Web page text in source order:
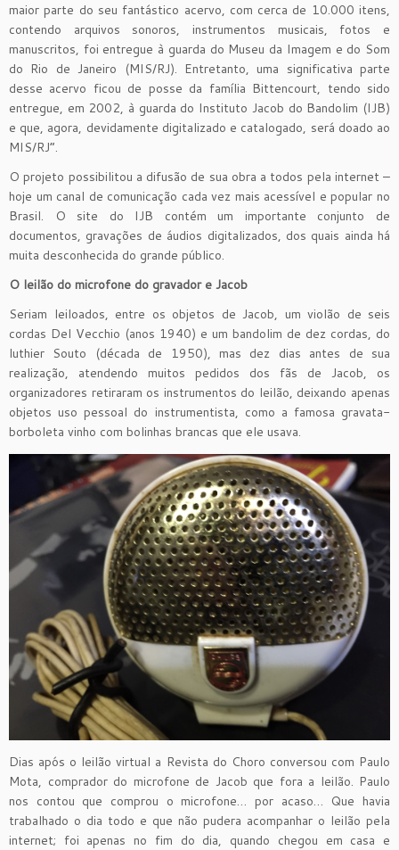
maior parte do seu fantástico acervo, com cerca de 10.000 itens,
contendo arquivos sonoros, instrumentos musicais, fotos e
manuscritos, foi entregue à guarda do Museu da Imagem e do Som
do Rio de Janeiro (MIS/RJ). Entretanto, uma significativa parte
desse acervo ficou de posse da família Bittencourt, tendo sido
entregue, em 2002, à guarda do Instituto Jacob do Bandolim (IJB)
e que, agora, devidamente digitalizado e catalogado, será doado ao
MIS/RJ”.
O projeto possibilitou a difusão de sua obra a todos pela internet –
hoje um canal de comunicação cada vez mais acessível e popular no
Brasil. O site do IJB contém um importante conjunto de
documentos, gravações de áudios digitalizados, dos quais ainda há
muita desconhecida do grande público.
O leilão do microfone do gravador e Jacob
Seriam leiloados, entre os objetos de Jacob, um violão de seis
cordas Del Vecchio (anos 1940) e um bandolim de dez cordas, do
luthier Souto (década de 1950), mas dez dias antes de sua
realização, atendendo muitos pedidos dos fãs de Jacob, os
organizadores retiraram os instrumentos do leilão, deixando apenas
objetos uso pessoal do instrumentista, como a famosa gravata-
borboleta vinho com bolinhas brancas que ele usava.
Dias após o leilão virtual a Revista do Choro conversou com Paulo
Mota, comprador do microfone de Jacob que fora a leilão. Paulo
nos contou que comprou o microfone… por acaso… Que havia
trabalhado o dia todo e que não pudera acompanhar o leilão pela
internet; foi apenas no fim do dia, quando chegou em casa e